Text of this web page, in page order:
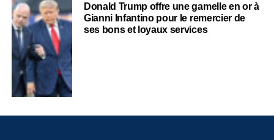
Donald Trump offre une gamelle en or à
Gianni Infantino pour le remercier de
ses bons et loyaux services